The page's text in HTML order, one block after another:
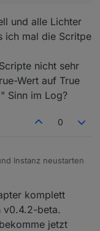
und alle Lichter
ich mal die Scritpe
nicht sehr
Wert auf True
Sinn im Log?
0
Instanz neustarten
komplett
v0.4.2-beta.
jetzt